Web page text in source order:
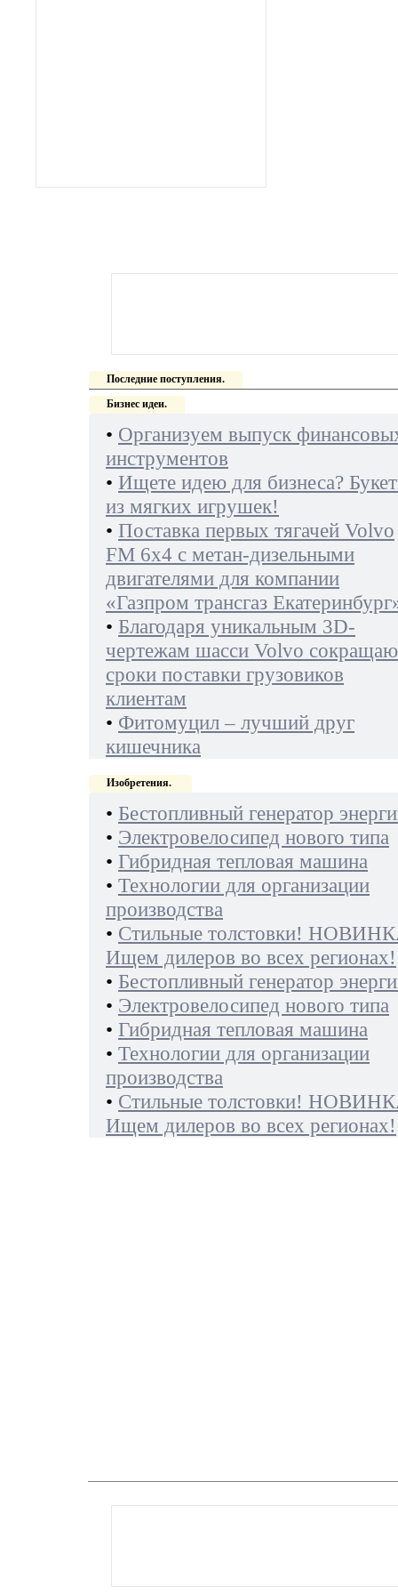
Последние поступления.
Бизнес идеи.
• Организуем выпуск
инструментов
• Ищете идею для бизнеса?
из мягких игрушек!
• Поставка первых тягачей Volvo
FM 6х4 с метан-дизельными
двигателями для компании
«Газпром трансгаз
• Благодаря уникальным 3D-
чертежам шасси Volvo
сроки поставки грузовиков
клиентам
• Фитомуцил – лучший друг
кишечника
Изобретения.
• Бестопливный генератор
• Электровелосипед нового типа
• Гибридная тепловая машина
• Технологии для организации
производства
• Стильные толстовки!
Ищем дилеров во всех регионах!
• Бестопливный генератор
• Электровелосипед нового типа
• Гибридная тепловая машина
• Технологии для организации
производства
• Стильные толстовки!
Ищем дилеров во всех регионах!